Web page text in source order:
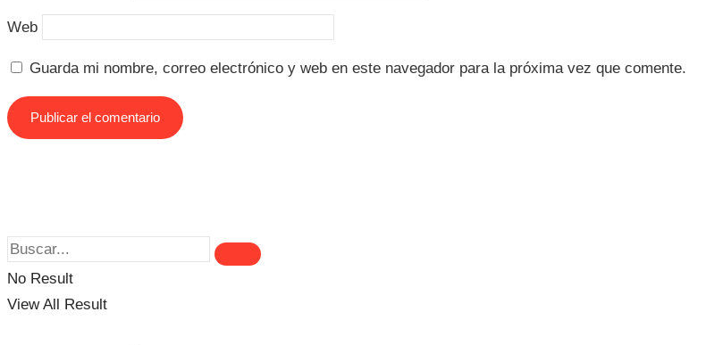
Web
Guarda mi nombre, correo electrónico y web en este navegador para la próxima vez que comente.
No Result
View All Result